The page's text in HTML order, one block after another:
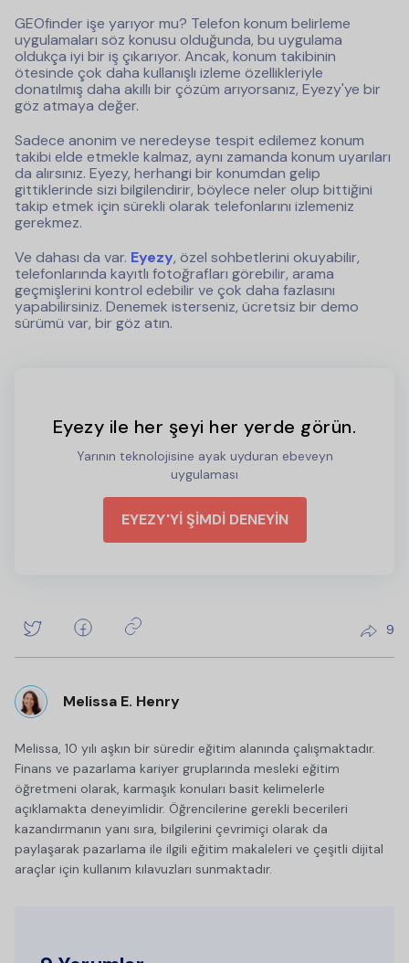
GEOfinder işe yarıyor mu? Telefon konum belirleme
uygulamaları söz konusu olduğunda, bu uygulama
oldukça iyi bir iş çıkarıyor. Ancak, konum takibinin
ötesinde çok daha kullanışlı izleme özellikleriyle
donatılmış daha akıllı bir çözüm arıyorsanız, Eyezy'ye bir
göz atmaya değer.
Sadece anonim ve neredeyse tespit edilemez konum
takibi elde etmekle kalmaz, aynı zamanda konum uyarıları
da alırsınız. Eyezy, herhangi bir konumdan gelip
gittiklerinde sizi bilgilendirir, böylece neler olup bittiğini
takip etmek için sürekli olarak telefonlarını izlemeniz
gerekmez.
Ve dahası da var. Eyezy, özel sohbetlerini okuyabilir,
telefonlarında kayıtlı fotoğrafları görebilir, arama
geçmişlerini kontrol edebilir ve çok daha fazlasını
yapabilirsiniz. Denemek isterseniz, ücretsiz bir demo
sürümü var, bir göz atın.
Eyezy ile her şeyi her yerde görün.
Yarının teknolojisine ayak uyduran ebeveyn
uygulaması
EYEZY'Yİ ŞİMDİ DENEYİN
9
Melissa E. Henry
Melissa, 10 yılı aşkın bir süredir eğitim alanında çalışmaktadır.
Finans ve pazarlama kariyer gruplarında mesleki eğitim
öğretmeni olarak, karmaşık konuları basit kelimelerle
açıklamakta deneyimlidir. Öğrencilerine gerekli becerileri
kazandırmanın yanı sıra, bilgilerini çevrimiçi olarak da
paylaşarak pazarlama ile ilgili eğitim makaleleri ve çeşitli dijital
araçlar için kullanım kılavuzları sunmaktadır.